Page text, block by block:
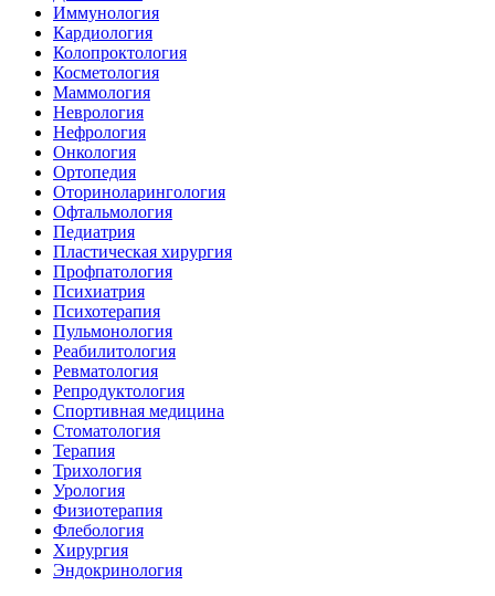
Иммунология
Кардиология
Колопроктология
Косметология
Маммология
Неврология
Нефрология
Онкология
Ортопедия
Оториноларингология
Офтальмология
Педиатрия
Пластическая хирургия
Профпатология
Психиатрия
Психотерапия
Пульмонология
Реабилитология
Ревматология
Репродуктология
Спортивная медицина
Стоматология
Терапия
Трихология
Урология
Физиотерапия
Флебология
Хирургия
Эндокринология